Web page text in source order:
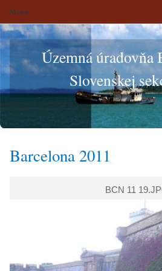
Územná úradovňa
Slovenskej
Barcelona 2011
BCN 11
Menu